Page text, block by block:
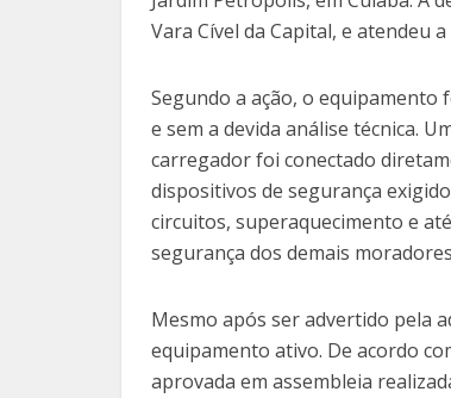
Vara Cível da Capital, e atendeu
Segundo a ação, o equipamento
e sem a devida análise técnica.
carregador foi conectado
dispositivos de segurança
circuitos, superaquecimento e
segurança dos demais
Mesmo após ser advertido pela
equipamento ativo. De acordo
aprovada em assembleia